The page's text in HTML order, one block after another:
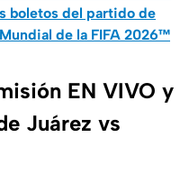
boletos del partido de
de la FIFA 2026™
EN VIVO y
Juárez vs